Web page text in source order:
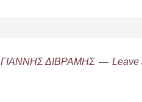
ΓΙΑΝΝΗΣ ΔΙΒΡΑΜΗΣ Leave